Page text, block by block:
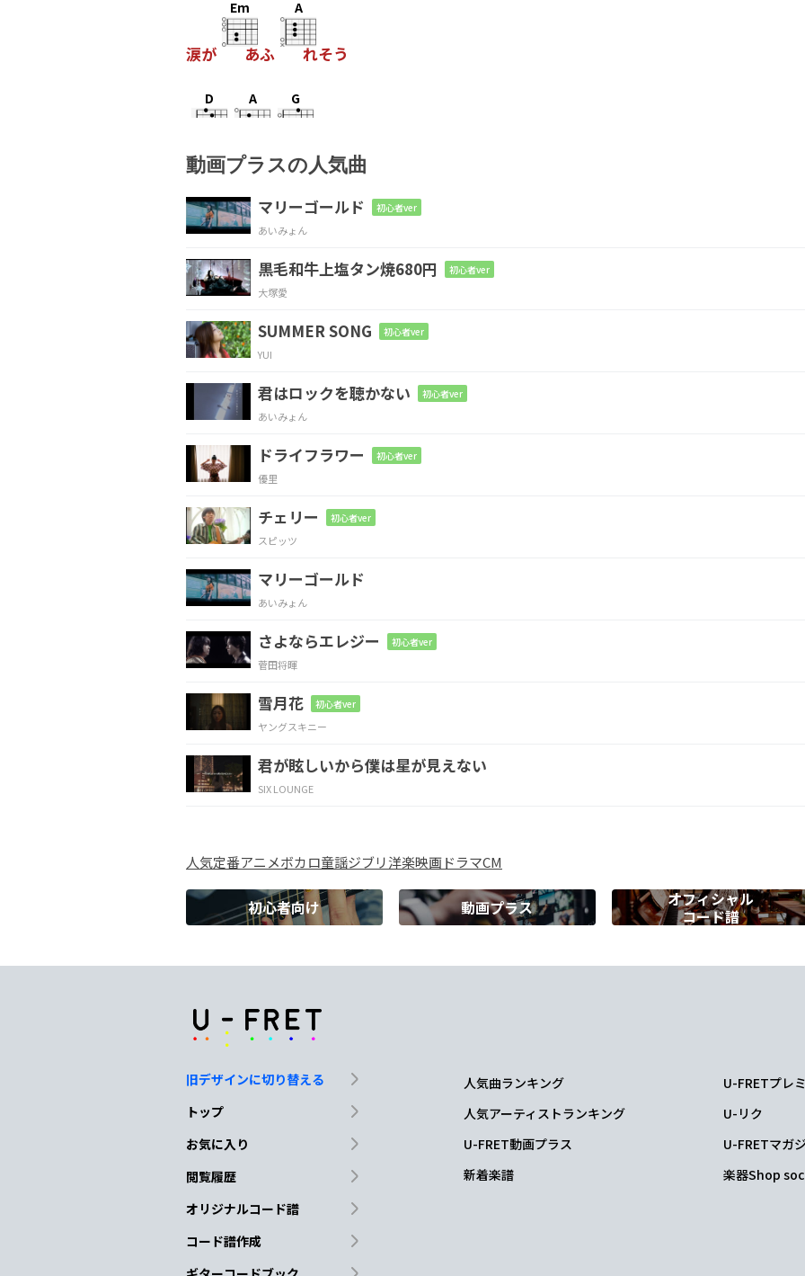
涙が
Em
あふ
A
れそう
D A G
D A G
涙
D
が
Em
出るの
F#m
は
F#/A#
涙が あふ れそう
D G
D A G
悲しく て泣い た朝も 嬉しく
D
寂しく
F#
て泣い
Bm
た春も
Em
君は
F#m
弱く
G
ない
A
Em
あふれて うから
D F#/A#
動画プラスの人気曲
マリーゴールド 初心者ver
あいみょん
黒毛和牛上塩タン焼680円 初心者ver
大塚愛
SUMMER SONG 初心者ver
YUI
君はロックを聴かない 初心者ver
あいみょん
ドライフラワー 初心者ver
優里
チェリー 初心者ver
スピッツ
マリーゴールド
あいみょん
さよならエレジー 初心者ver
菅田将暉
雪月花 初心者ver
ヤングスキニー
君が眩しいから僕は星が見えない
SIX LOUNGE
人気定番アニメボカロ童謡ジブリ洋楽映画ドラマCM
初心者向け 動画プラス
オフィシャル
コード譜
旧デザインに切り替える
トップ
お気に入り
閲覧履歴
オリジナルコード譜
コード譜作成
人気曲ランキング
人気アーティストランキング
U-FRET動画プラス
新着楽譜
U-FRETプレ
U-リク
U-FRETマガ
楽器Shop